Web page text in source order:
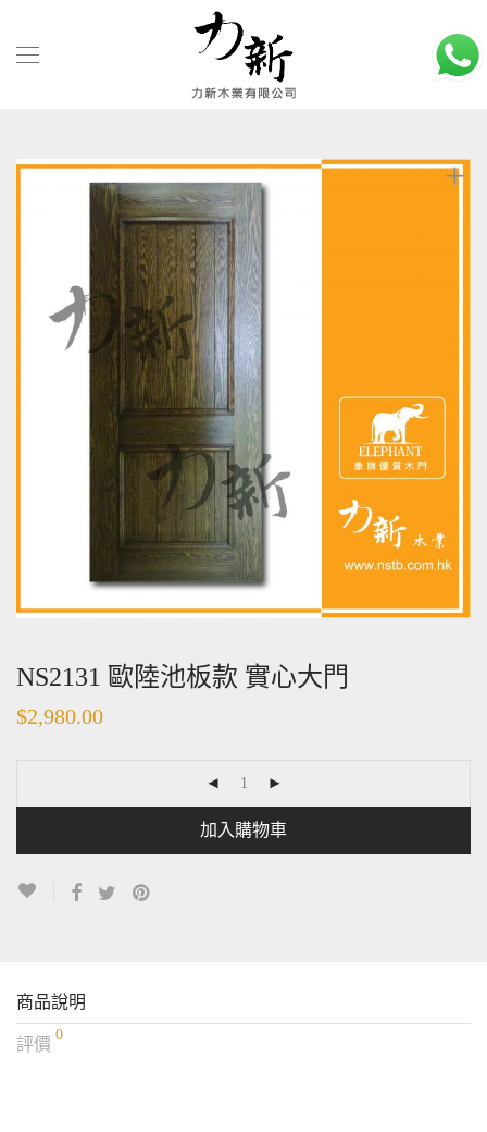
NS2131 歐陸池板款 實心大門
$2,980.00
加入購物車
商品說明
評價
0